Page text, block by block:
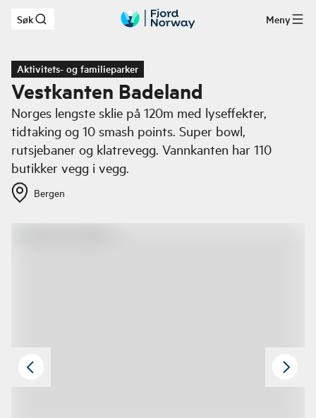
Hopp til hovedinnhold
Søk Meny
Aktivitets- og familieparker
Vestkanten Badeland
Norges lengste sklie på 120m med lyseffekter,
tidtaking og 10 smash points. Super bowl,
rutsjebaner og klatrevegg. Vannkanten har 110
butikker vegg i vegg.
Bergen